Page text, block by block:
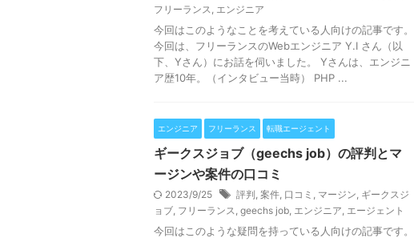
フリーランス, エンジニア
今回はこのようなことを考えている人向けの記事です。
今回は、フリーランスのWebエンジニア Y.I さん（以
下、Yさん）にお話を伺いました。 Yさんは、エンジニ
ア歴10年。（インタビュー当時） PHP ...
エンジニア フリーランス 転職エージェント
ギークスジョブ（geechs job）の評判とマ
ージンや案件の口コミ
2023/9/25 評判, 案件, 口コミ , マージン, ギークスジ
ョブ, フリーランス, geechs job, エンジニア, エージェント
今回はこのような疑問を持っている人向けの記事です。